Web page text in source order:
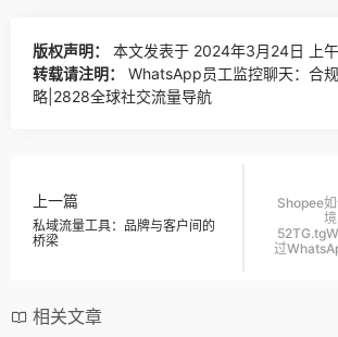
版权声明：
本文发表于 2024年3月24日 上午
转载请注明：
WhatsApp员工监控聊天：合
略|2828全球社交流量导航
上一篇
私域流量工具：品牌与客户间的
桥梁
Shopee
过
相关文章